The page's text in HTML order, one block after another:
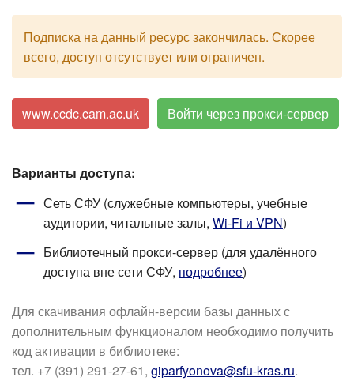
Подписка на данный ресурс закончилась. Скорее
всего, доступ отсутствует или ограничен.
www.ccdc.cam.ac.uk Войти через прокси-сервер
Варианты доступа:
Сеть СФУ (служебные компьютеры, учебные
аудитории, читальные залы, Wi-Fi и VPN)
Библиотечный прокси-сервер (для удалённого
доступа вне сети СФУ, подробнее)
Для скачивания офлайн-версии базы данных с
дополнительным функционалом необходимо получить
код активации в библиотеке:
тел. +7 (391) 291-27-61, giparfyonova@sfu-kras.ru.